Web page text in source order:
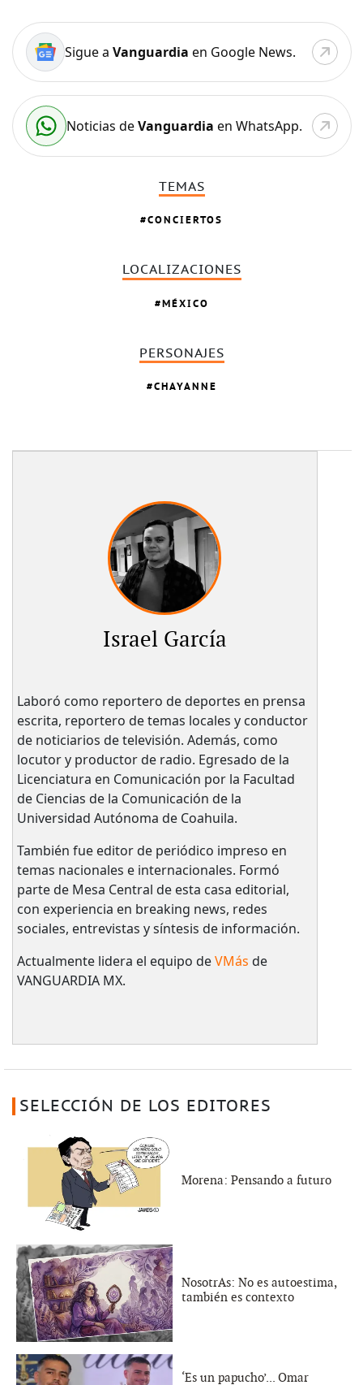
Sigue a Vanguardia en Google News.
Noticias deVanguardia en WhatsApp.
TEMAS
CONCIERTOS
LOCALIZACIONES
MÉXICO
PERSONAJES
CHAYANNE
Israel García
Laboró como reportero de deportes en prensa
escrita, reportero de temas locales y conductor
de noticiarios de televisión. Además, como
locutor y productor de radio. Egresado de la
Licenciatura en Comunicación por la Facultad
de Ciencias de la Comunicación de la
Universidad Autónoma de Coahuila.
También fue editor de periódico impreso en
temas nacionales e internacionales. Formó
parte de Mesa Central de esta casa editorial,
con experiencia en breaking news, redes
sociales, entrevistas y síntesis de información.
Actualmente lidera el equipo deVMás de
VANGUARDIA MX.
SELECCIÓN DE LOS EDITORES
Morena: Pensando a futuro
NosotrAs: No es autoestima,
también es contexto
‘Es un papucho’... Omar